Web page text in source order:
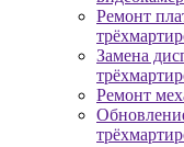
Ремонт
Замена
Ремонт